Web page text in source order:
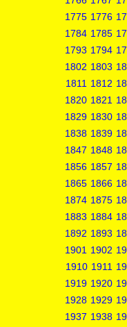
1775 1776
1784 1785
1793 1794
1802 1803
1811 1812
1820 1821
1829 1830
1838 1839
1847 1848
1856 1857
1865 1866
1874 1875
1883 1884
1892 1893
1901 1902
1910 1911
1919 1920
1928 1929
1937 1938